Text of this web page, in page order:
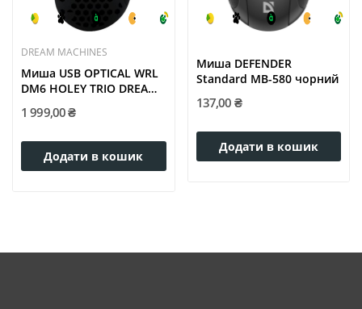
DREAM MACHINES
Mиша USB OPTICAL WRL
DM6 HOLEY TRIO DREAM
1 999,00 ₴
Додати в кошик
Миша DEFENDER
Standard MB-580 чорний
137,00 ₴
Додати в кошик